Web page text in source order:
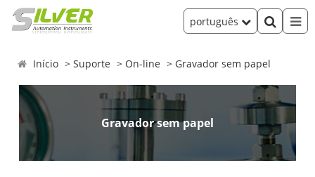
português
Início Suporte On-line Gravador sem papel
Gravador sem papel